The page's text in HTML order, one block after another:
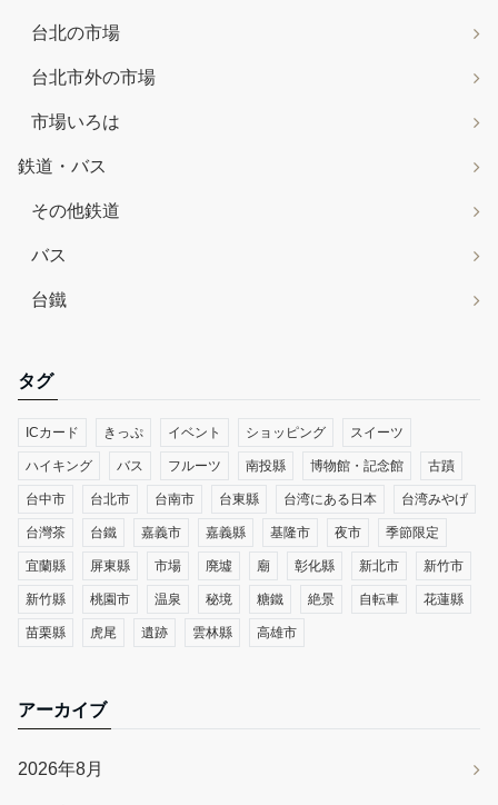
台北の市場
台北市外の市場
市場いろは
鉄道・バス
その他鉄道
バス
台鐵
タグ
ICカード きっぷ イベント ショッピング スイーツ
ハイキング バス フルーツ 南投縣 博物館・記念館 古蹟
台中市 台北市 台南市 台東縣 台湾にある日本 台湾みやげ
台灣茶 台鐵 嘉義市 嘉義縣 基隆市 夜市 季節限定
宜蘭縣 屏東縣 市場 廃墟 廟 彰化縣 新北市 新竹市
新竹縣 桃園市 温泉 秘境 糖鐵 絶景 自転車 花蓮縣
苗栗縣 虎尾 遺跡 雲林縣 高雄市
アーカイブ
2026年8月